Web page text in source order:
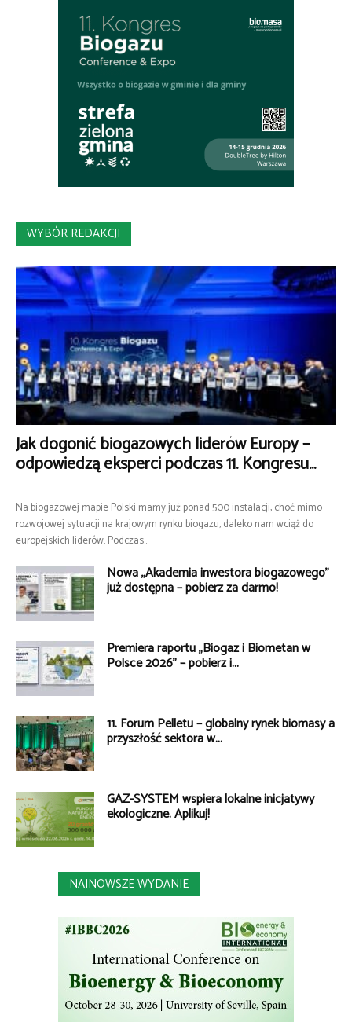
WYBÓR REDAKCJI
Jak dogonić biogazowych liderów Europy –
odpowiedzą eksperci podczas 11. Kongresu...
Na biogazowej mapie Polski mamy już ponad 500 instalacji, choć mimo
rozwojowej sytuacji na krajowym rynku biogazu, daleko nam wciąż do
europejskich liderów. Podczas...
Nowa „Akademia inwestora biogazowego”
już dostępna – pobierz za darmo!
Premiera raportu „Biogaz i Biometan w
Polsce 2026” – pobierz i...
11. Forum Pelletu – globalny rynek biomasy a
przyszłość sektora w...
GAZ-SYSTEM wspiera lokalne inicjatywy
ekologiczne. Aplikuj!
NAJNOWSZE WYDANIE